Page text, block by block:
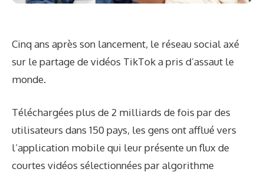
Cinq ans après son lancement, le réseau social axé
sur le partage de vidéos TikTok a pris d’assaut le
monde.
Téléchargées plus de 2 milliards de fois par des
utilisateurs dans 150 pays, les gens ont afflué vers
l’application mobile qui leur présente un flux de
courtes vidéos sélectionnées par algorithme